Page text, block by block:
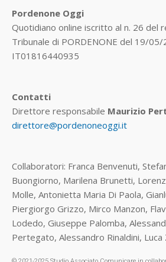
Pordenone Oggi
Quotidiano online iscritto al n. 26 del
Tribunale di PORDENONE del 19/05/
IT01816440935
Contatti
Direttore responsabile Maurizio
direttore@pordenoneoggi.it
Collaboratori: Franca Benvenuti,
Buongiorno, Marilena Brunetti,
Molle, Antonietta Maria Di Paola,
Piergiorgo Grizzo, Mirco Manzon,
Lodedo, Giuseppe Palomba,
Pertegato, Alessandro Rinaldini, Luca